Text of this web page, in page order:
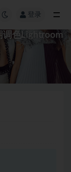
登录
调色Lightroom